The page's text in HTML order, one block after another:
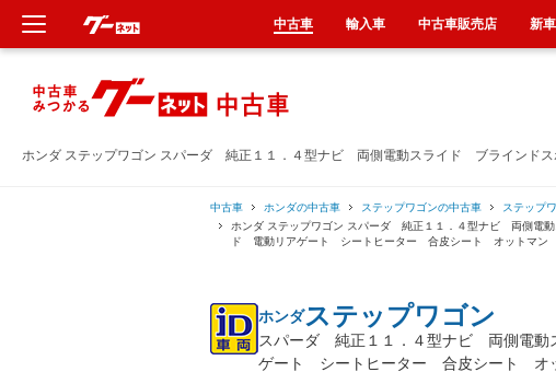
ホンダ ステップワゴン スパーダ 純正１１．４型ナビ 両側電動スライド ブラインドス
中古車 ホンダの中古車 ステップワゴンの中古車 ステップ
ホンダ ステップワゴン スパーダ 純正１１．４型ナビ 両側
ド 電動リアゲート シートヒーター 合皮シート オットマン
ホンダステップワゴン
スパーダ 純正１１．４型ナビ 両側電
ゲート シートヒーター 合皮シート オ
中古車 輸入車 中古車販売店 新車
新車
中古車